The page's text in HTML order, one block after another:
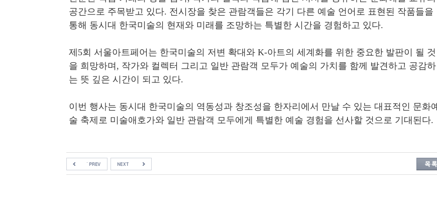
공간으로 주목받고 있다. 전시장을 찾은 관람객들은 각기 다른 예술 언어로 표현된 작품들을
통해 동시대 한국미술의 현재와 미래를 조망하는 특별한 시간을 경험하고 있다.
제 5회 서울아트페어는 한국미술의 저변 확대와 K-아트의 세계화를 위한 중요한 발판이 될 것
을 희망하며 , 작가와 컬렉터 그리고 일반 관람객 모두가 예술의 가치를 함께 발견하고 공감하
는 뜻 깊은 시간이 되고 있다.
이번 행사는 동시대 한국미술의 역동성과 창조성을 한자리에서 만날 수 있는 대표적인 문화예
술 축제로 미술애호가와 일반 관람객 모두에게 특별한 예술 경험을 선사할 것으로 기대된다.